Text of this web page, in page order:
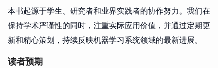
本书起源于学生、研究者和业界实践者的协作努力。我们在
保持学术严谨性的同时，注重实际应用价值，并通过定期更
新和精心策划，持续反映机器学习系统领域的最新进展。
读者预期